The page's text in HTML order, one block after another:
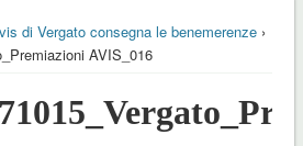
di Vergato consegna le benemerenze›
AVIS_016